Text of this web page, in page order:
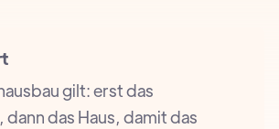
gilt: erst das
das Haus, damit das